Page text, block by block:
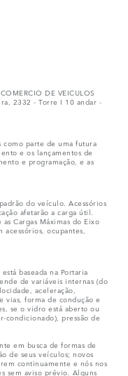
DE VEICULOS
2332 - Torre I 10 andar -
como parte de uma futura
e os lançamentos de
e programação, e as
do veículo. Acessórios
afetarão a carga útil.
Cargas Máximas do Eixo
ocupantes,
baseada na Portaria
de variáveis internas (do
aceleração,
vias, forma de condução e
se o vidro está aberto ou
condicionado), pressão de
em busca de formas de
de seus veículos; novos
continuamente e nós nos
sem aviso prévio. Alguns